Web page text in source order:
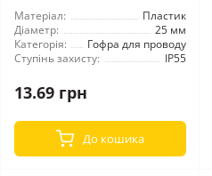
Матеріал:
Пластик
Діаметр:
25 мм
Категорія:
Гофра для проводу
Ступінь захисту:
IP55
13.69 грн
До кошика